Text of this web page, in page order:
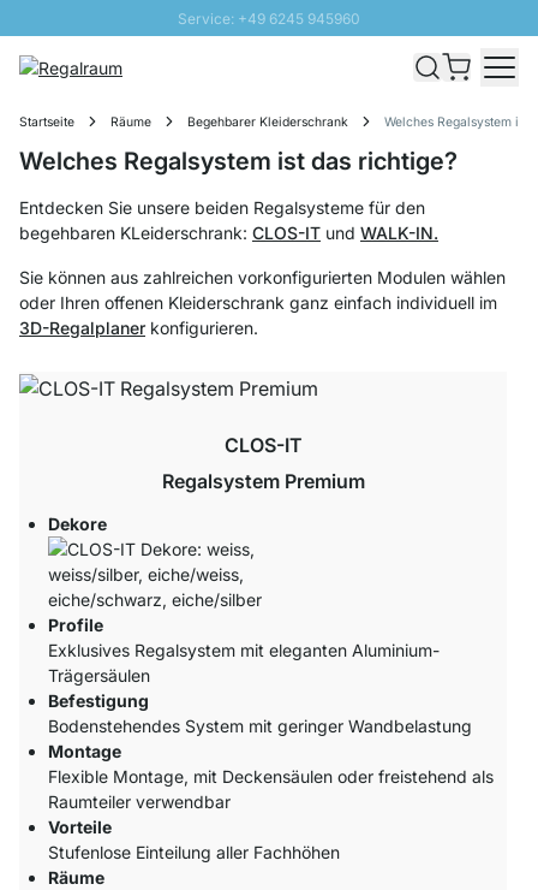
Service: +49 6245 945960
Schnelle Lieferung - Gratis Versand ab 100€
SUNNY SALE: Bis zu 20% Rabatt
Startseite Räume Begehbarer Kleiderschrank Welches Regalsystem ist
Welches Regalsystem ist das richtige?
Entdecken Sie unsere beiden Regalsysteme für den
begehbaren KLeiderschrank: CLOS-IT und WALK-IN.
Sie können aus zahlreichen vorkonfigurierten Modulen wählen
oder Ihren offenen Kleiderschrank ganz einfach individuell im
3D-Regalplaner konfigurieren.
CLOS-IT
Regalsystem Premium
Dekore
Profile
Exklusives Regalsystem mit eleganten Aluminium-
Trägersäulen
Befestigung
Bodenstehendes System mit geringer Wandbelastung
Montage
Flexible Montage, mit Deckensäulen oder freistehend als
Raumteiler verwendbar
Vorteile
Stufenlose Einteilung aller Fachhöhen
Räume